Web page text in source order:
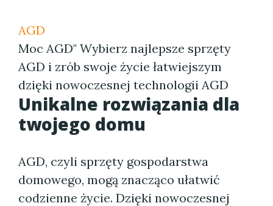
AGD
Moc AGD" Wybierz najlepsze sprzęty
AGD i zrób swoje życie łatwiejszym
dzięki nowoczesnej technologii AGD
Unikalne rozwiązania dla
twojego domu
AGD, czyli sprzęty gospodarstwa
domowego, mogą znacząco ułatwić
codzienne życie. Dzięki nowoczesnej